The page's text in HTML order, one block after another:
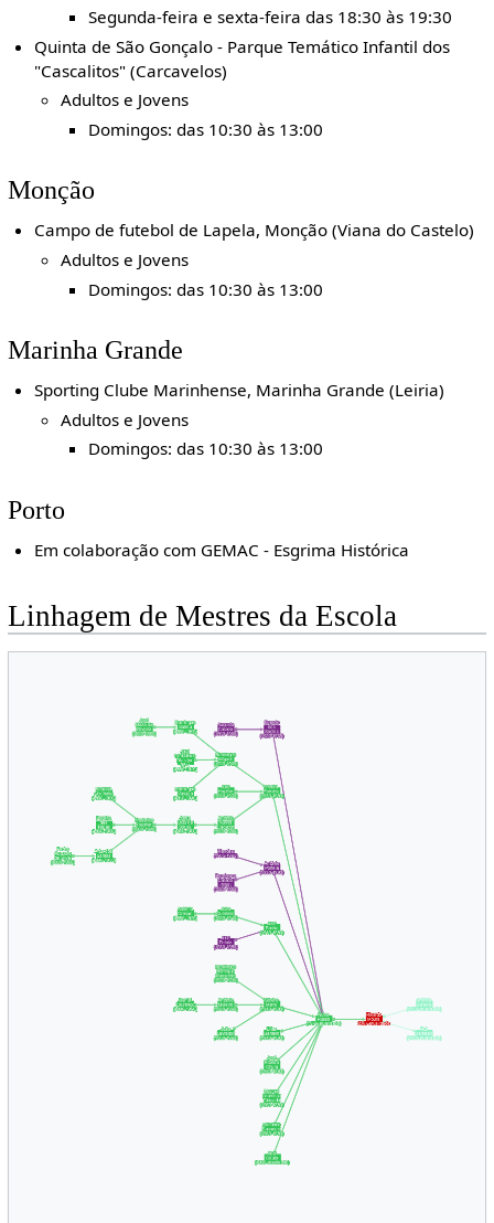
Segunda-feira e sexta-feira das 18:30 às 19:30
Quinta de São Gonçalo - Parque Temático Infantil dos
"Cascalitos" (Carcavelos)
Adultos e Jovens
Domingos: das 10:30 às 13:00
Monção
Campo de futebol de Lapela, Monção (Viana do Castelo)
Adultos e Jovens
Domingos: das 10:30 às 13:00
Marinha Grande
Sporting Clube Marinhense, Marinha Grande (Leiria)
Adultos e Jovens
Domingos: das 10:30 às 13:00
Porto
Em colaboração com GEMAC - Esgrima Histórica
Linhagem de Mestres da Escola